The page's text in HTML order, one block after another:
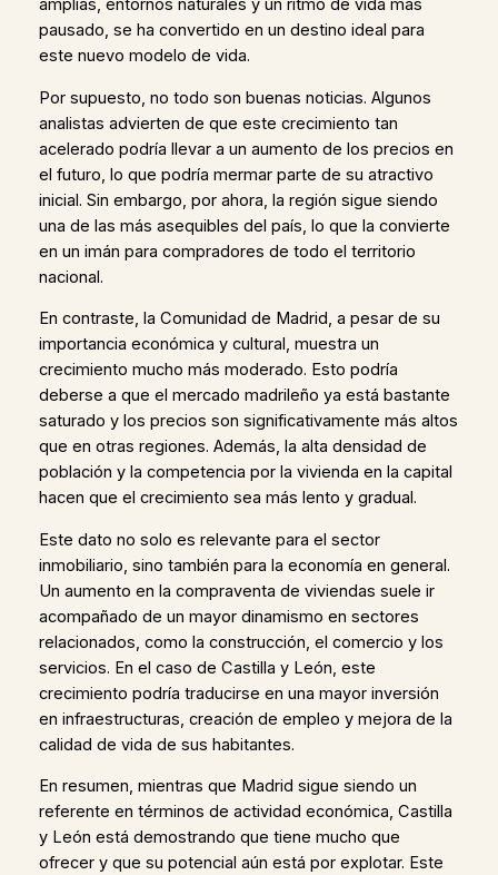
amplias, entornos naturales y un ritmo de vida más
pausado, se ha convertido en un destino ideal para
este nuevo modelo de vida.
Por supuesto, no todo son buenas noticias. Algunos
analistas advierten de que este crecimiento tan
acelerado podría llevar a un aumento de los precios en
el futuro, lo que podría mermar parte de su atractivo
inicial. Sin embargo, por ahora, la región sigue siendo
una de las más asequibles del país, lo que la convierte
en un imán para compradores de todo el territorio
nacional.
En contraste, la Comunidad de Madrid, a pesar de su
importancia económica y cultural, muestra un
crecimiento mucho más moderado. Esto podría
deberse a que el mercado madrileño ya está bastante
saturado y los precios son significativamente más altos
que en otras regiones. Además, la alta densidad de
población y la competencia por la vivienda en la capital
hacen que el crecimiento sea más lento y gradual.
Este dato no solo es relevante para el sector
inmobiliario, sino también para la economía en general.
Un aumento en la compraventa de viviendas suele ir
acompañado de un mayor dinamismo en sectores
relacionados, como la construcción, el comercio y los
servicios. En el caso de Castilla y León, este
crecimiento podría traducirse en una mayor inversión
en infraestructuras, creación de empleo y mejora de la
calidad de vida de sus habitantes.
En resumen, mientras que Madrid sigue siendo un
referente en términos de actividad económica, Castilla
y León está demostrando que tiene mucho que
ofrecer y que su potencial aún está por explotar. Este